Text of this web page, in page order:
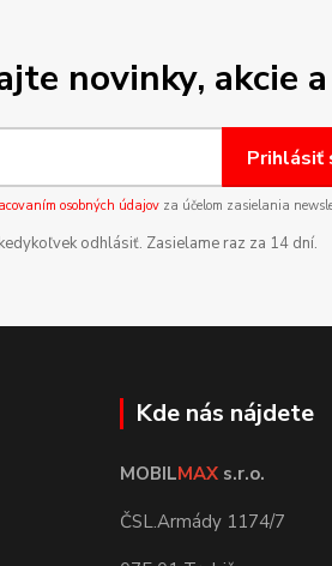
novinky, akcie
Prihlásiť
osobných údajovza účelom zasielania
odhlásiť. Zasielame raz za 14 dní.
Kde nás nájdete
MOBILMAX s.r.o.
ČSL.Armády 1174/7